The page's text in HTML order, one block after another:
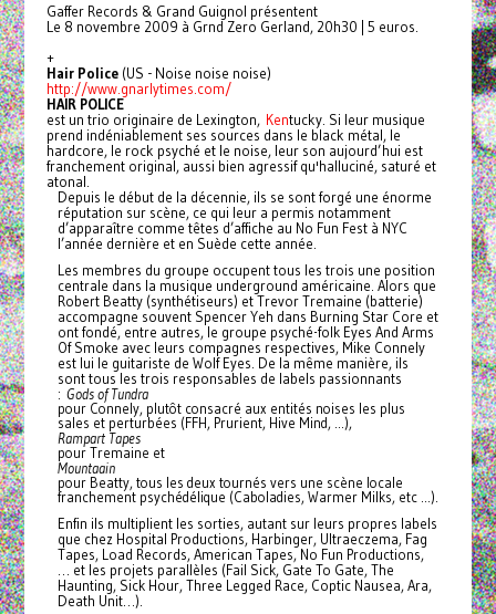
Gaffer Records & Grand Guignol présentent
Le 8 novembre 2009 à Grnd Zero Gerland, 20h30 | 5 euros.
+
Hair Police(US - Noise noise noise)
http://www.gnarlytimes.com/
HAIR POLICE
est un trio originaire de Lexington, Kentucky. Si leur musique
prend indéniablement ses sources dans le black métal, le
hardcore, le rock psyché et le noise, leur son aujourd’hui est
franchement original, aussi bien agressif qu'halluciné, saturé et
atonal.
Depuis le début de la décennie, ils se sont forgé une énorme
réputation sur scène, ce qui leur a permis notamment
d’apparaître comme têtes d’affiche au No Fun Fest à NYC
l’année dernière et en Suède cette année.
Les membres du groupe occupent tous les trois une position
centrale dans la musique underground américaine. Alors que
Robert Beatty (synthétiseurs) et Trevor Tremaine (batterie)
accompagne souvent Spencer Yeh dans Burning Star Core et
ont fondé, entre autres, le groupe psyché-folk Eyes And Arms
Of Smoke avec leurs compagnes respectives, Mike Connely
est lui le guitariste de Wolf Eyes. De la même manière, ils
sont tous les trois responsables de labels passionnants
: Gods of Tundra
pour Connely, plutôt consacré aux entités noises les plus
sales et perturbées (FFH, Prurient, Hive Mind, …),
Rampart Tapes
pour Tremaine et
Mountaain
pour Beatty, tous les deux tournés vers une scène locale
franchement psychédélique (Caboladies, Warmer Milks, etc …).
Enfin ils multiplient les sorties, autant sur leurs propres labels
que chez Hospital Productions, Harbinger, Ultraeczema, Fag
Tapes, Load Records, American Tapes, No Fun Productions,
… et les projets parallèles (Fail Sick, Gate To Gate, The
Haunting, Sick Hour, Three Legged Race, Coptic Nausea, Ara,
Death Unit…).